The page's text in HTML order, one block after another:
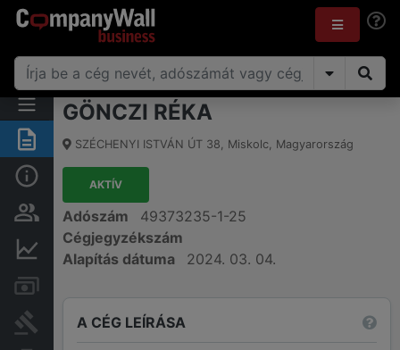
Összegzés
Alap információk
Személyek és tulajdonjog
Pénzügyi információk
Bírósági eljárások
GÖNCZI RÉKA
SZÉCHENYI ISTVÁN ÚT 38, Miskolc, Magyarország
AKTÍV
Adószám
49373235-1-25
Cégjegyzékszám
Alapítás dátuma
2024. 03. 04.
A CÉG LEÍRÁSA